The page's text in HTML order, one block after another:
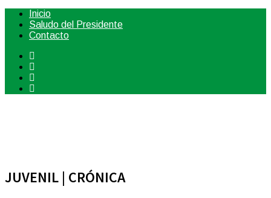
Inicio
Saludo del Presidente
Contacto
JUVENIL | CRÓNICA